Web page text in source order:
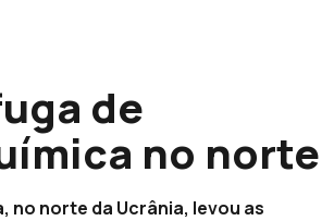
de
no norte
no norte da Ucrânia, levou as